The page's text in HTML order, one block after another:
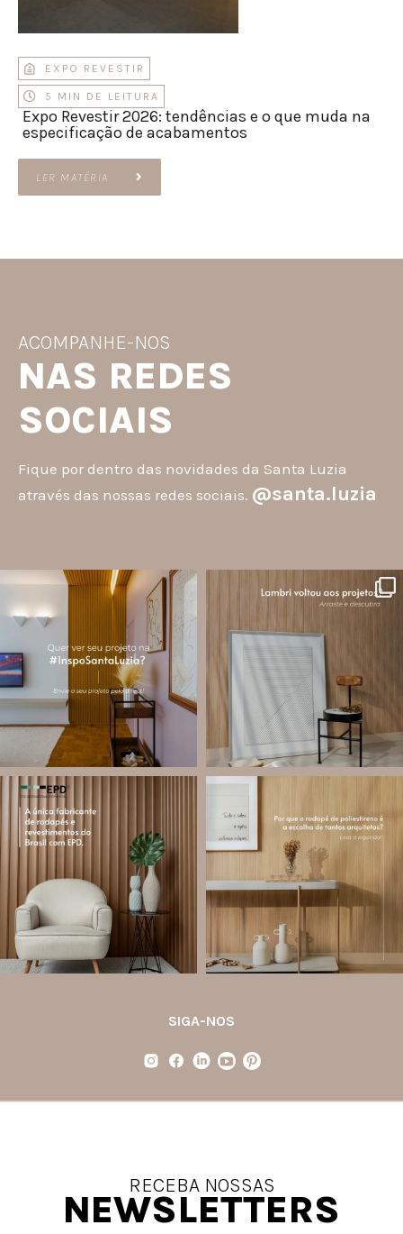
EXPO REVESTIR
5 MIN DE LEITURA
Expo Revestir 2026: tendências e o que muda na
especificação de acabamentos
LER MATÉRIA
ACOMPANHE-NOS
NAS REDES
SOCIAIS
Fique por dentro das novidades da Santa Luzia
através das nossas redes sociais. @santa.luzia
santa.luzia
A #InspoSantaLuzia é um espaço
criado para divulgar projetos que
utilizam produtos Santa Luzia e
valorizar o trabalho de arquitetos,
designers de...
Jul 28
13 0
O lambri é um revestimento versátil
painéis decorativos e diversas
composições para valorizar o
ambiente!
Jul 27
87 8
Você sabe o que é EPD?
A Declaração Ambiental de Produto
(Environmental Product Declaration) é
um documento internacional que
Jul 21
35 1
Os rodapés de poliestireno
conquistaram espaço na arquitetura
porque unem estética, praticidade e
desempenho em um único produto.
Diferente
SIGA-NOS
RECEBA NOSSAS
NEWSLETTERS